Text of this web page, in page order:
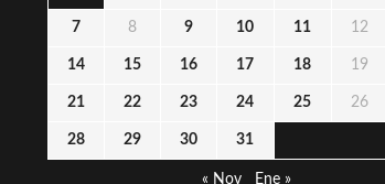
7 8 9 10 11 12
14 15 16 17 18 19
21 22 23 24 25 26
28 29 30 31
« Nov Ene »